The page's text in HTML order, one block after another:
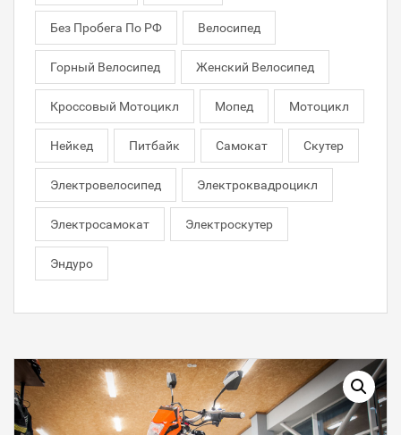
Без Пробега По РФ Велосипед
Горный Велосипед Женский Велосипед
Кроссовый Мотоцикл Мопед Мотоцикл
Нейкед Питбайк Самокат Скутер
Электровелосипед Электроквадроцикл
Электросамокат Электроскутер
Эндуро